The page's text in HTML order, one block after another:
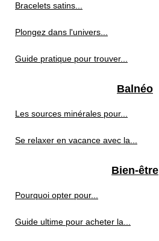
Bracelets satins...
Plongez dans l'univers...
Guide pratique pour trouver...
Balnéo
Les sources minérales pour...
Se relaxer en vacance avec la...
Bien-être
Pourquoi opter pour...
Guide ultime pour acheter la...